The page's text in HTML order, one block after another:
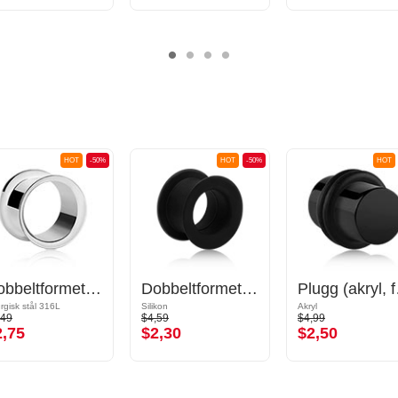
-50%
HOT
Dobbeltformet tunnel (kirurgisk stål, sølv, skinnende finish)
stål 316L
-50%
HOT
Dobbeltformet tunnel (silikon, forskjellige farger)
Silikon
$4,59
$2,30
HOT
Akryl
$4,99
$2,50